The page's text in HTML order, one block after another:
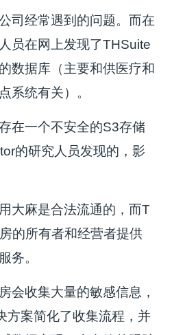
司经常遇到的问题。而在
员在网上发现了THSuite
数据库（主要和供医疗和
系统有关）。
在一个不安全的S3存储
的研究人员发现的，影
大麻是合法流通的，而T
的所有者和经营者提供
务。
会收集大量的敏感信息，
方案简化了收集流程，并